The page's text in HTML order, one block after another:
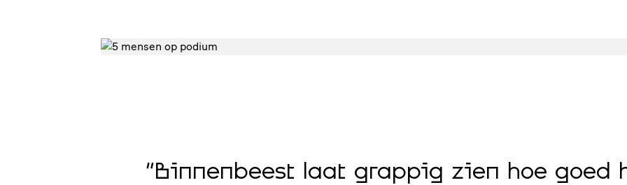
“Binnenbeest laat grappig zien hoe goed